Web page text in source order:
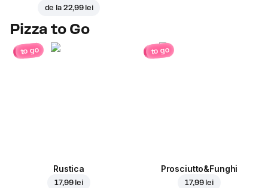
de la 22,99 lei
Pizza to Go
to go
Rustica
17,99 lei
to go
Prosciutto&Funghi
17,99 lei